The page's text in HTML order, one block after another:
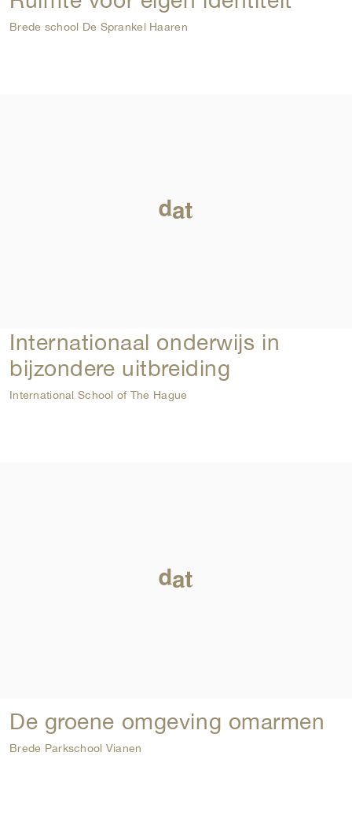
Brede school De Sprankel Haaren
Internationaal onderwijs in
bijzondere uitbreiding
International School of The Hague
De groene omgeving omarmen
Brede Parkschool Vianen